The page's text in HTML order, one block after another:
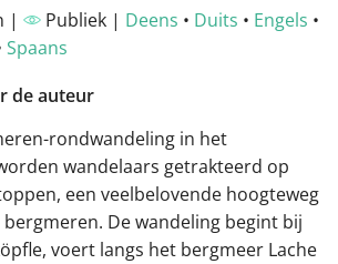
| Publiek | Deens • Duits • Engels •
Spaans
de auteur
rondwandeling in het
wandelaars getrakteerd op
een veelbelovende hoogteweg
De wandeling begint bij
voert langs het bergmeer Lache